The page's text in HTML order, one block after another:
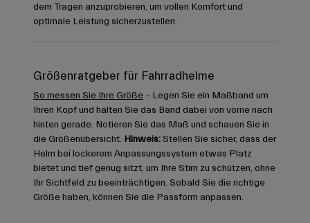
dem Tragen anzuprobieren, um vollen Komfort und
optimale Leistung sicherzustellen.
Größenratgeber für Fahrradhelme
So messen Sie Ihre Größe – Legen Sie ein Maßband um
Ihren Kopf und halten Sie das Band dabei von vorne nach
hinten gerade. Notieren Sie das Maß und schauen Sie in
die Größenübersicht. Hinweis: Stellen Sie sicher, dass der
Helm bei lockerem Anpassungssystem etwas Platz
bietet und tief genug sitzt, um Ihre Stirn zu schützen, ohne
Ihr Sichtfeld zu beeinträchtigen. Sobald Sie die richtige
Größe haben, können Sie die Passform anpassen.